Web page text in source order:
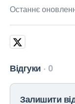
Останнє
Відгуки 0
Залишити